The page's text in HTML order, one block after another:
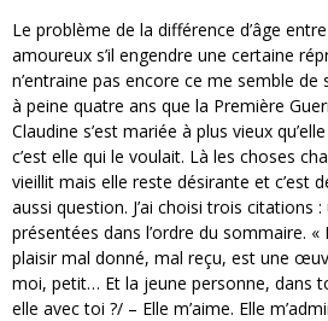
Le problème de la différence d’âge
amoureux s’il engendre une certaine
n’entraine pas encore ce me semble de
à peine quatre ans que la Première
Claudine s’est mariée à plus vieux
c’est elle qui le voulait. Là les choses
vieillit mais elle reste désirante et c’est
aussi question. J’ai choisi trois citations
présentées dans l’ordre du sommaire. «
plaisir mal donné, mal reçu, est une
moi, petit… Et la jeune personne, dans
elle avec toi ?/ – Elle m’aime. Elle